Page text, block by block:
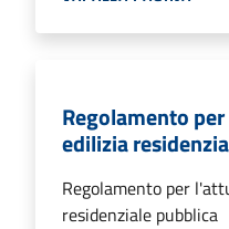
Regolamento
edilizia
Regolamento per
residenziale pubblica